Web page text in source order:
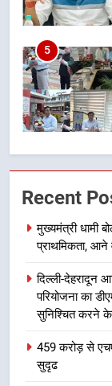
5
8
Recent
मुख्यमंत्री धामी
प्राथमिकता, आने
दिल्ली-देहरादून
परियोजना का
सुनिश्चित करने के
459 करोड़ से
सुदृढ